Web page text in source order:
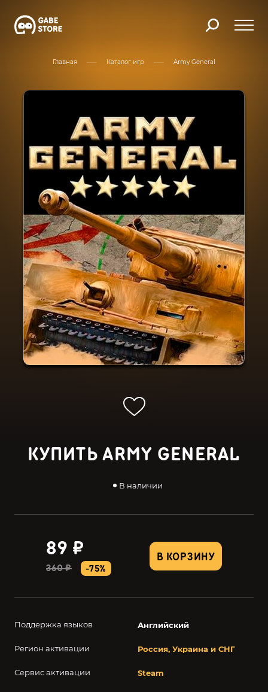
Главная Каталог игр Army General
КУПИТЬ ARMY GENERAL
В наличии
В КОРЗИНУ
89 ₽
360 ₽ -75%
Поддержка языков Английский
Регион активации Россия, Украина и СНГ
Сервис активации Steam